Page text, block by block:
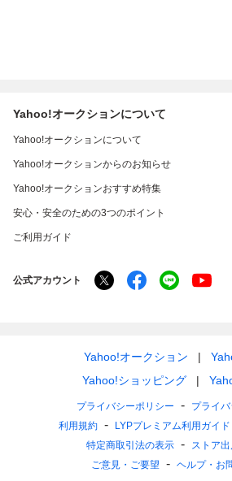
Yahoo!オークションについて
Yahoo!オークションについて
Yahoo!オークションからのお知らせ
Yahoo!オークションおすすめ特集
安心・安全のための3つのポイント
ご利用ガイド
公式アカウント
Yahoo!オークション
Yahoo!ショッピング
プライバシーポリシー
プライ
利用規約
LYPプレミアム利用ガイド
特定商取引法の表示
ストア
ご意見・ご要望
ヘルプ・お